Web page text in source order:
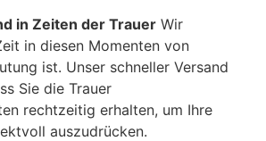
in Zeiten der Trauer Wir
in diesen Momenten von
ist. Unser schneller Versand
Sie die Trauer
rechtzeitig erhalten, um Ihre
auszudrücken.